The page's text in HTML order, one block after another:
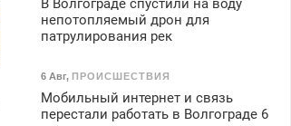
В Волгограде спустили на воду
непотопляемый дрон для
патрулирования рек
6 Авг, ПРОИСШЕСТВИЯ
Мобильный интернет и связь
перестали работать в Волгограде 6